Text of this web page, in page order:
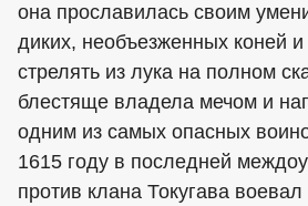
она прославилась своим
диких, необъезженных коней
стрелять из лука на полном
блестяще владела мечом и
одним из самых опасных
1615 году в последней
против клана Токугава